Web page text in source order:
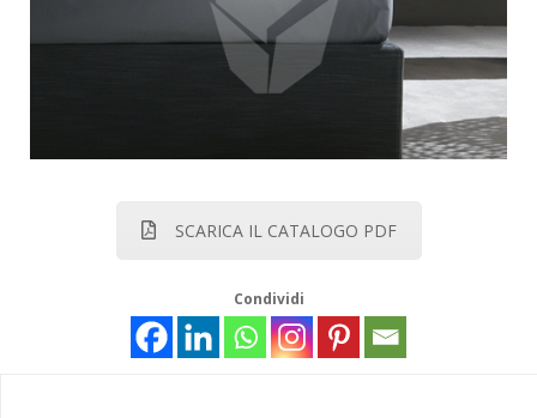
SCARICA IL CATALOGO PDF
Condividi